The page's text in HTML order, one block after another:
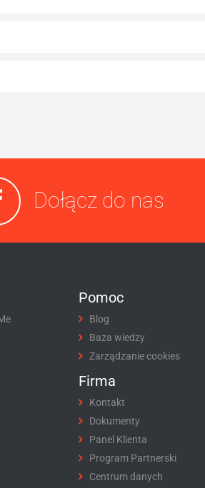
Dołącz do nas
Pomoc
Blog
Baza wiedzy
Zarządzanie cookies
Firma
Kontakt
Dokumenty
Panel Klienta
Program Partnerski
Centrum danych